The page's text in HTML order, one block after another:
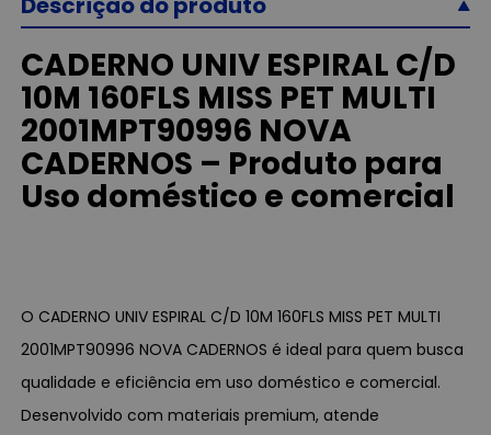
CADERNO UNIV ESPIRAL C/D
10M 160FLS MISS PET MULTI
2001MPT90996 NOVA
CADERNOS – Produto para
Uso doméstico e comercial
O CADERNO UNIV ESPIRAL C/D 10M 160FLS MISS PET MULTI
2001MPT90996 NOVA CADERNOS é ideal para quem busca
qualidade e eficiência em uso doméstico e comercial.
Desenvolvido com materiais premium, atende